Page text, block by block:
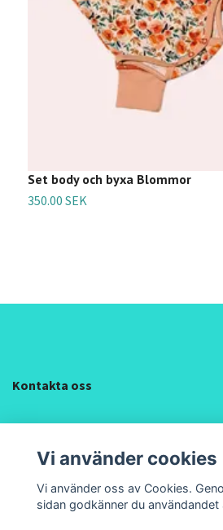
Set body och byxa Blommor
350.00 SEK
Kontakta oss
Vi använder cookies
Vi använder oss av Cookies.
sidan godkänner du användandet